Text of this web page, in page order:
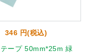
346 円(税込)
ープ 50mm*25m 緑